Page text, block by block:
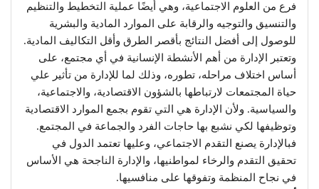
فرع من العلوم الاجتماعية، وهي أيضًا عملية التخطيط والتنظيم
والتنسيق والتوجيه والرقابة على الموارد المادية والبشرية
للوصول إلى أفضل النتائج بأقصر الطرق وأقل التكاليف المادية.
وتعتبر الإدارة من أهم الأنشطة الإنسانية في أي مجتمع، على
أساس اختلاف مراحله، تطوره، وذلك لما للإدارة من تأثير علي
حياة المجتمعات لارتباطها بالشؤون الاقتصادية، والاجتماعية،
والسياسية. ولأن الإدارة هي التي تقوم بجمع الموارد الاقتصادية
وتوظيفها لكي نشبع بها حاجات الفرد والجماعة في المجتمع.
فبالإدارة يصنع التقدم الاجتماعي، وعليها تعتمد الدول في
تحقيق التقدم والرخاء لمواطنيها، والإدارة الناجحة هي الأساس
في نجاح المنظمة وتفوقها على منافسيها.